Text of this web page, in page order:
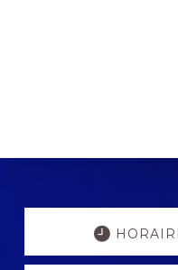
Explore